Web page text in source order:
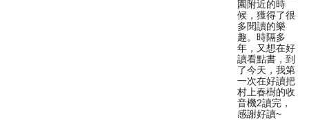
園附近的時
候，獲得了很
多閱讀的樂
趣。時隔多
年，又想在好
讀看點書，到
了今天，我第
一次在好讀把
村上春樹的收
音機2讀完，
感謝好讀~